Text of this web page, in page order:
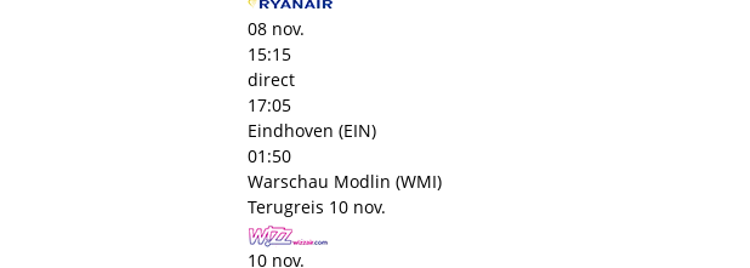
08 nov.
15:15
direct
17:05
Eindhoven (EIN)
01:50
Warschau Modlin (WMI)
Terugreis 10 nov.
10 nov.